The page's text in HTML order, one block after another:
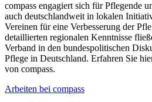
compass engagiert sich für Pflegende
auch deutschlandweit in lokalen
Vereinen für eine Verbesserung der
detaillierten regionalen Kenntnisse
Verband in den bundespolitischen
Pflege in Deutschland. Erfahren Sie
von compass.
Arbeiten bei compass